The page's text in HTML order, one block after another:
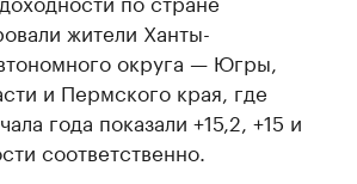
жители Ханты-
округа — Югры,
и Пермского края, где
года показали +15,2, +15 и
соответственно.